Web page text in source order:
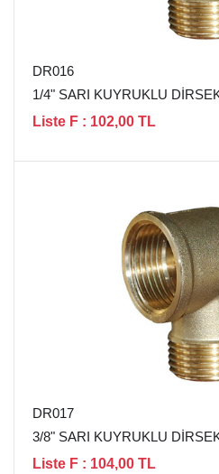
DR016
1/4" SARI KUYRUKLU
Liste F : 102,00 TL
DR017
3/8" SARI KUYRUKLU
Liste F : 104,00 TL